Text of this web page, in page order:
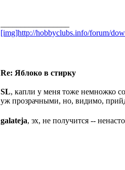
[img]http://hobbyclubs.info/forum/
Re: Яблоко в стирку
SL, капли у меня тоже немножко
уж прозрачными, но, видимо,
galateja, эх, не получится --